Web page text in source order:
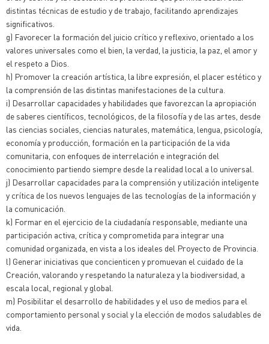
distintas técnicas de estudio y de trabajo, facilitando aprendizajes
significativos.
g) Favorecer la formación del juicio crítico y reflexivo, orientado a los
valores universales como el bien, la verdad, la justicia, la paz, el amor y
el respeto a Dios.
h) Promover la creación artística, la libre expresión, el placer estético y
la comprensión de las distintas manifestaciones de la cultura.
i) Desarrollar capacidades y habilidades que favorezcan la apropiación
de saberes científicos, tecnológicos, de la filosofía y de las artes, desde
las ciencias sociales, ciencias naturales, matemática, lengua, psicología,
economía y producción, formación en la participación de la vida
comunitaria, con enfoques de interrelación e integración del
conocimiento partiendo siempre desde la realidad local a lo universal.
j) Desarrollar capacidades para la comprensión y utilización inteligente
y crítica de los nuevos lenguajes de las tecnologías de la información y
la comunicación.
k) Formar en el ejercicio de la ciudadanía responsable, mediante una
participación activa, crítica y comprometida para integrar una
comunidad organizada, en vista a los ideales del Proyecto de Provincia.
l) Generar iniciativas que concienticen y promuevan el cuidado de la
Creación, valorando y respetando la naturaleza y la biodiversidad, a
escala local, regional y global.
m) Posibilitar el desarrollo de habilidades y el uso de medios para el
comportamiento personal y social y la elección de modos saludables de
vida.